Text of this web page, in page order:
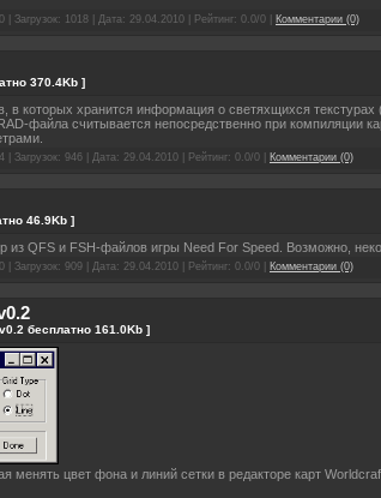
| Загрузок: 1018 | Дата: 29.04.2010 | Рейтинг: 0.0/0 | Комментарии (0)
370.4Kb ]
которых хранится информация о светяхщихся текстурах
файла считывается непосредственно при компиляции
| Загрузок: 946 | Дата: 29.04.2010 | Рейтинг: 0.0/0 | Комментарии (0)
46.9Kb ]
из QFS и FSH-файлов игры Need For Speed. Возможно,
| Загрузок: 909 | Дата: 29.04.2010 | Рейтинг: 0.0/0 | Комментарии (0)
бесплатно 161.0Kb ]
менять цвет фона и линий сетки в редакторе карт